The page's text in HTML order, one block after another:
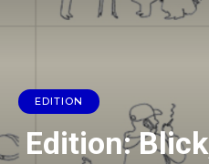
EDITION
Edition: